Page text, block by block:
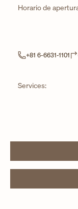
Horario de
+81 6-6631-1101
Services: